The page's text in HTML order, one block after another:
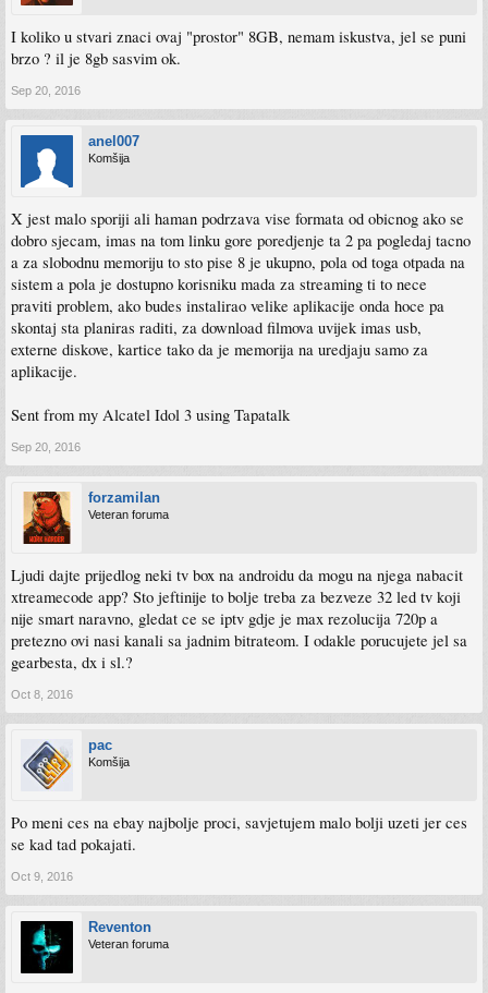
I koliko u stvari znaci ovaj "prostor" 8GB, nemam iskustva, jel se puni
brzo ? il je 8gb sasvim ok.
Sep 20, 2016
anel007
Komšija
X jest malo sporiji ali haman podrzava vise formata od obicnog ako se
dobro sjecam, imas na tom linku gore poredjenje ta 2 pa pogledaj tacno
a za slobodnu memoriju to sto pise 8 je ukupno, pola od toga otpada na
sistem a pola je dostupno korisniku mada za streaming ti to nece
praviti problem, ako budes instalirao velike aplikacije onda hoce pa
skontaj sta planiras raditi, za download filmova uvijek imas usb,
externe diskove, kartice tako da je memorija na uredjaju samo za
aplikacije.
Sent from my Alcatel Idol 3 using Tapatalk
Sep 20, 2016
forzamilan
Veteran foruma
Ljudi dajte prijedlog neki tv box na androidu da mogu na njega nabacit
xtreamecode app? Sto jeftinije to bolje treba za bezveze 32 led tv koji
nije smart naravno, gledat ce se iptv gdje je max rezolucija 720p a
pretezno ovi nasi kanali sa jadnim bitrateom. I odakle porucujete jel sa
gearbesta, dx i sl.?
Oct 8, 2016
pac
Komšija
Po meni ces na ebay najbolje proci, savjetujem malo bolji uzeti jer ces
se kad tad pokajati.
Oct 9, 2016
Reventon
Veteran foruma